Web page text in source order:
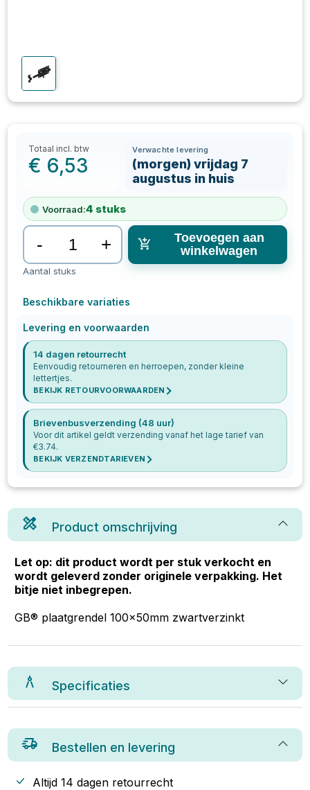
Totaal incl. btw
€ 6,53
Verwachte levering
(morgen) vrijdag 7
augustus in huis
Voorraad:4 stuks
- +
Toevoegen aan
winkelwagen
Aantal stuks
Beschikbare variaties
Levering en voorwaarden
14 dagen retourrecht
Eenvoudig retourneren en herroepen, zonder kleine
lettertjes.
BEKIJK RETOURVOORWAARDEN
Brievenbusverzending (48 uur)
Voor dit artikel geldt verzending vanaf het lage tarief van
€3.74.
BEKIJK VERZENDTARIEVEN
Product omschrijving
Let op: dit product wordt per stuk verkocht en
wordt geleverd zonder originele verpakking. Het
bitje niet inbegrepen.
GB® plaatgrendel 100x50mm zwartverzinkt
Specificaties
Bestellen en levering
Altijd 14 dagen retourrecht